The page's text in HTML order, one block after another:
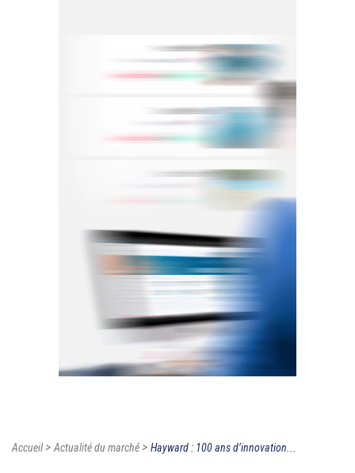
Accueil>Actualité du marché> Hayward : 100 ans d’innovation...